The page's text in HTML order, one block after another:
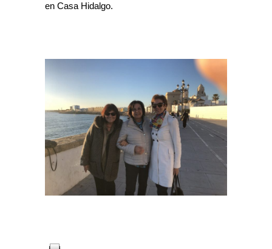
en Casa Hidalgo.